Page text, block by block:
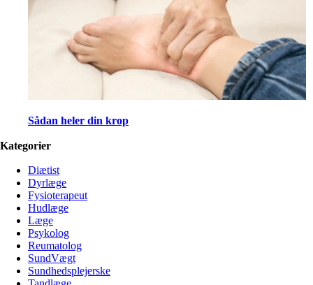
Sådan heler din krop
Kategorier
Diætist
Dyrlæge
Fysioterapeut
Hudlæge
Læge
Psykolog
Reumatolog
SundVægt
Sundhedsplejerske